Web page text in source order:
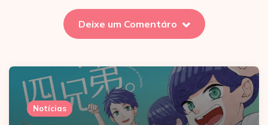
Deixe um Comentáro
Notícias